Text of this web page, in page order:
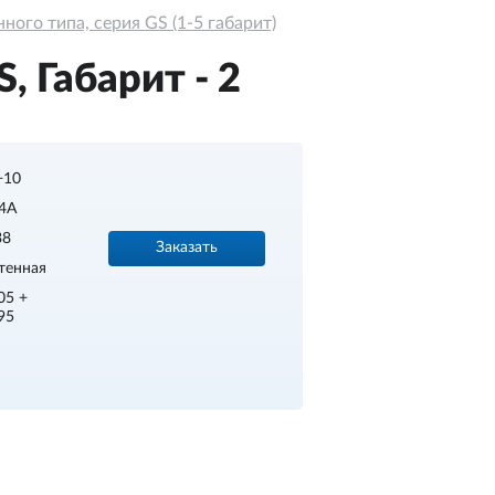
типа, серия GS (1-5 габарит)
Габарит - 2
+
Заказать